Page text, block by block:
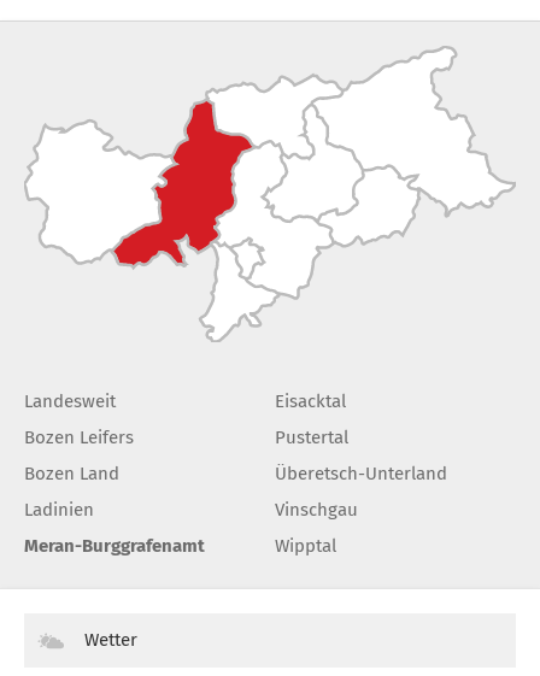
Landesweit
Bozen Leifers
Bozen Land
Ladinien
Meran-Burggrafenamt
Eisacktal
Pustertal
Überetsch-Unterland
Vinschgau
Wipptal
Wetter